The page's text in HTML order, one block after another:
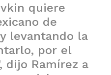
quiere
de
levantando la
por el
dijo Ramírez a